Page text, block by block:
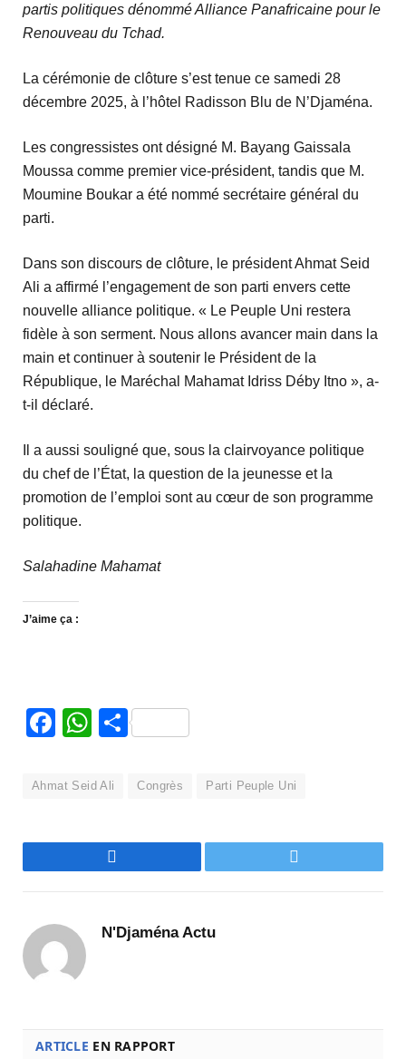
partis politiques dénommé Alliance Panafricaine pour le
Renouveau du Tchad.
La cérémonie de clôture s’est tenue ce samedi 28
décembre 2025, à l’hôtel Radisson Blu de N’Djaména.
Les congressistes ont désigné M. Bayang Gaissala
Moussa comme premier vice-président, tandis que M.
Moumine Boukar a été nommé secrétaire général du
parti.
Dans son discours de clôture, le président Ahmat Seid
Ali a affirmé l’engagement de son parti envers cette
nouvelle alliance politique. « Le Peuple Uni restera
fidèle à son serment. Nous allons avancer main dans la
main et continuer à soutenir le Président de la
République, le Maréchal Mahamat Idriss Déby Itno », a-
t-il déclaré.
Il a aussi souligné que, sous la clairvoyance politique
du chef de l’État, la question de la jeunesse et la
promotion de l’emploi sont au cœur de son programme
politique.
Salahadine Mahamat
J’aime ça :
Facebook
WhatsApp
Partager
Ahmat Seid Ali Congrès Parti Peuple Uni
Facebook Twitter
N'Djaména Actu
ARTICLE EN RAPPORT